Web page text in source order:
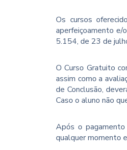
Os cursos
aperfeiçoamento e/
5.154, de 23 de
O Curso Gratuito
assim como a
de Conclusão,
Caso o aluno não
Após o
qualquer momento